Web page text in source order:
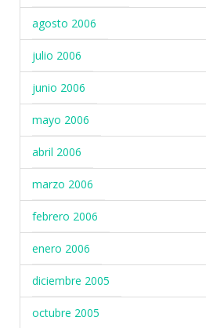
agosto 2006
julio 2006
junio 2006
mayo 2006
abril 2006
marzo 2006
febrero 2006
enero 2006
diciembre 2005
octubre 2005